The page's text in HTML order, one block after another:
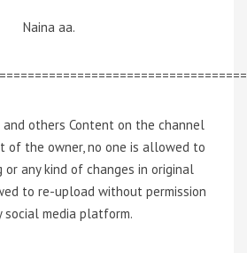
Naina aa.
and others Content on the channel
of the owner, no one is allowed to
or any kind of changes in original
to re-upload without permission
social media platform.